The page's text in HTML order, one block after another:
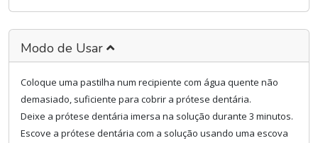
Modo de Usar
Coloque uma pastilha num recipiente com água quente não
demasiado, suficiente para cobrir a prótese dentária.
Deixe a prótese dentária imersa na solução durante 3 minutos.
Escove a prótese dentária com a solução usando uma escova